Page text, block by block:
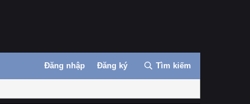
Đăng nhập Đăng ký Tìm kiếm